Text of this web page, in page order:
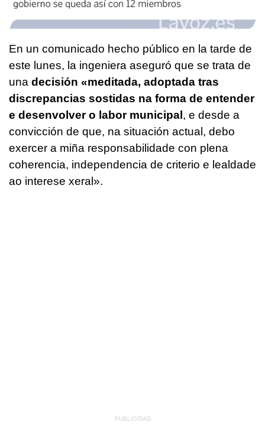
En un comunicado hecho público en la tarde de
este lunes, la ingeniera aseguró que se trata de
una decisión «meditada, adoptada tras
discrepancias sostidas na forma de entender
e desenvolver o labor municipal , e desde a
convicción de que, na situación actual, debo
exercer a miña responsabilidade con plena
coherencia, independencia de criterio e lealdade
ao interese xeral».